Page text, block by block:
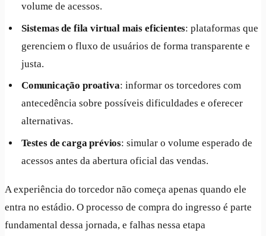
volume de acessos.
Sistemas de fila virtual mais eficientes: plataformas que
gerenciem o fluxo de usuários de forma transparente e
justa.
Comunicação proativa: informar os torcedores com
antecedência sobre possíveis dificuldades e oferecer
alternativas.
Testes de carga prévios: simular o volume esperado de
acessos antes da abertura oficial das vendas.
A experiência do torcedor não começa apenas quando ele
entra no estádio. O processo de compra do ingresso é parte
fundamental dessa jornada, e falhas nessa etapa